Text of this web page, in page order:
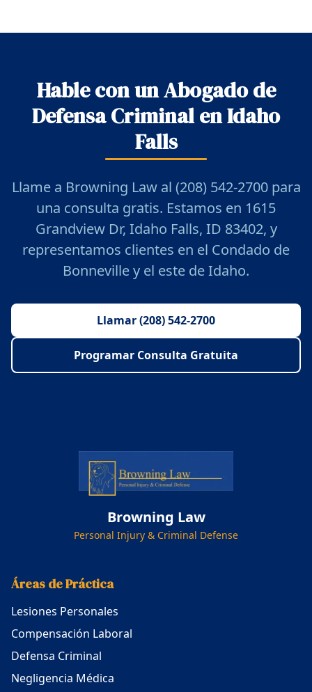
Hable con un Abogado de
Defensa Criminal en Idaho
Falls
Llame a Browning Law al (208) 542-2700 para
una consulta gratis. Estamos en 1615
Grandview Dr, Idaho Falls, ID 83402, y
representamos clientes en el Condado de
Bonneville y el este de Idaho.
Llamar (208) 542-2700
Programar Consulta Gratuita
Browning Law
Personal Injury & Criminal Defense
Áreas de Práctica
Lesiones Personales
Compensación Laboral
Defensa Criminal
Negligencia Médica